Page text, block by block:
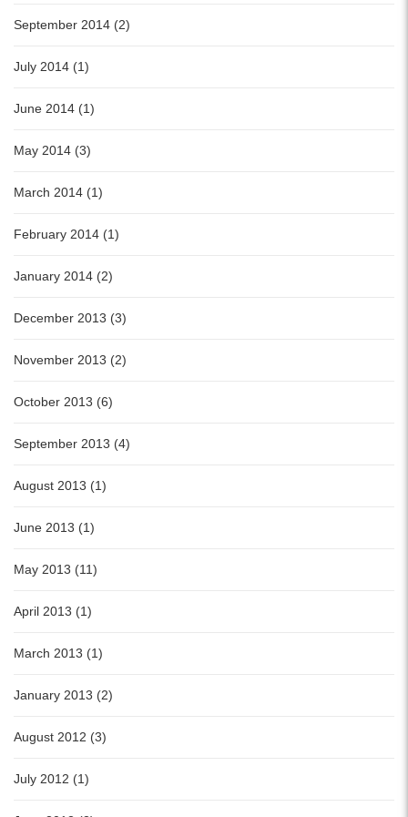
September 2014 (2)
July 2014 (1)
June 2014 (1)
May 2014 (3)
March 2014 (1)
February 2014 (1)
January 2014 (2)
December 2013 (3)
November 2013 (2)
October 2013 (6)
September 2013 (4)
August 2013 (1)
June 2013 (1)
May 2013 (11)
April 2013 (1)
March 2013 (1)
January 2013 (2)
August 2012 (3)
July 2012 (1)